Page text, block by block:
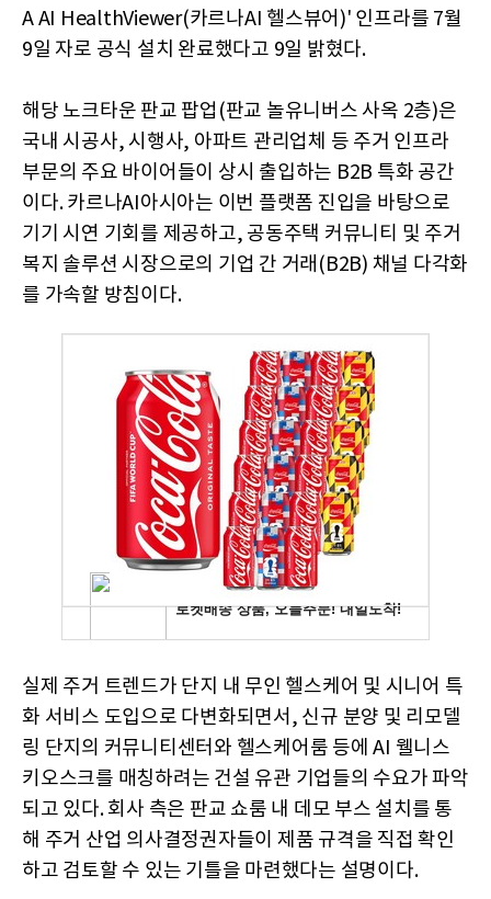
A AI HealthViewer(카르나AI 헬스뷰어)' 인프라를 7월
9일 자로 공식 설치 완료했다고 9일 밝혔다.
해당 노크타운 판교 팝업(판교 놀유니버스 사옥 2층)은
국내 시공사, 시행사, 아파트 관리업체 등 주거 인프라
부문의 주요 바이어들이 상시 출입하는 B2B 특화 공간
이다. 카르나AI아시아는 이번 플랫폼 진입을 바탕으로
기기 시연 기회를 제공하고, 공동주택 커뮤니티 및 주거
복지 솔루션 시장으로의 기업 간 거래(B2B) 채널 다각화
를 가속할 방침이다.
실제 주거 트렌드가 단지 내 무인 헬스케어 및 시니어 특
화 서비스 도입으로 다변화되면서, 신규 분양 및 리모델
링 단지의 커뮤니티센터와 헬스케어룸 등에 AI 웰니스
키오스크를 매칭하려는 건설 유관 기업들의 수요가 파악
되고 있다. 회사 측은 판교 쇼룸 내 데모 부스 설치를 통
해 주거 산업 의사결정권자들이 제품 규격을 직접 확인
하고 검토할 수 있는 기틀을 마련했다는 설명이다.